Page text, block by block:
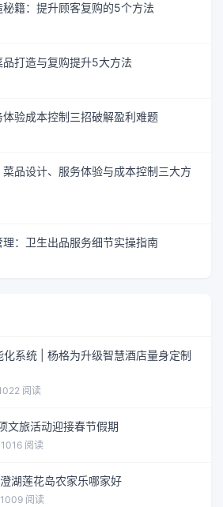
籍：提升顾客复购的5个方法
打造与复购提升5大方法
验成本控制三招破解盈利难题
品设计、服务体验与成本控制三大方
：卫生出品服务细节实操指南
系统 | 杨格为升级智慧酒店量身定制
阅读
文旅活动迎接春节假期
阅读
湖莲花岛农家乐哪家好
阅读